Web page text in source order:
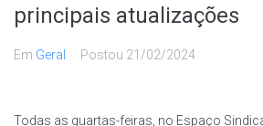
principais atualizações
Em Geral Postou 21/02/2024
Todas as quartas-feiras, no Espaço